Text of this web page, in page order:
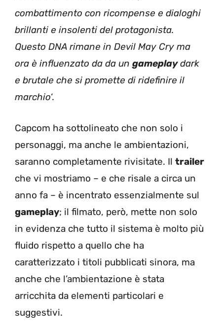
combattimento con ricompense e dialoghi
brillanti e insolenti del protagonista.
Questo DNA rimane in Devil May Cry ma
ora è influenzato da da un gameplaydark
e brutale che si promette di ridefinire il
marchio‘.
Capcom ha sottolineato che non solo i
personaggi, ma anche le ambientazioni,
saranno completamente rivisitate. Il trailer
che vi mostriamo – e che risale a circa un
anno fa – è incentrato essenzialmente sul
gameplay; il filmato, però, mette non solo
in evidenza che tutto il sistema è molto più
fluido rispetto a quello che ha
caratterizzato i titoli pubblicati sinora, ma
anche che l’ambientazione è stata
arricchita da elementi particolari e
suggestivi.